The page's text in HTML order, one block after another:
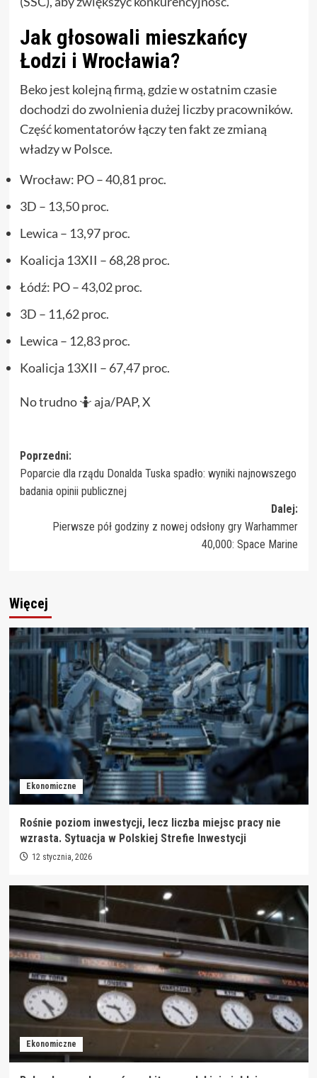
Jak głosowali mieszkańcy
Łodzi i Wrocławia?
Beko jest kolejną firmą, gdzie w ostatnim czasie
dochodzi do zwolnienia dużej liczby pracowników.
Część komentatorów łączy ten fakt ze zmianą
władzy w Polsce.
Wrocław: PO – 40,81 proc.
3D – 13,50 proc.
Lewica – 13,97 proc.
Koalicja 13XII – 68,28 proc.
Łódź: PO – 43,02 proc.
3D – 11,62 proc.
Lewica – 12,83 proc.
Koalicja 13XII – 67,47 proc.
No trudno 🤷 aja/PAP, X
Zobacz
wpisy
Poprzedni:
Poparcie dla rządu Donalda Tuska spadło: wyniki najnowszego
badania opinii publicznej
Dalej:
Pierwsze pół godziny z nowej odsłony gry Warhammer
40,000: Space Marine
Więcej
Ekonomiczne
Rośnie poziom inwestycji, lecz liczba miejsc pracy nie
wzrasta. Sytuacja w Polskiej Strefie Inwestycji
12 stycznia, 2026
Ekonomiczne